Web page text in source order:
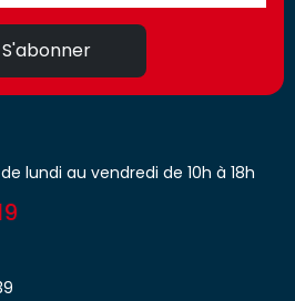
S'abonner
lundi au vendredi de 10h à 18h